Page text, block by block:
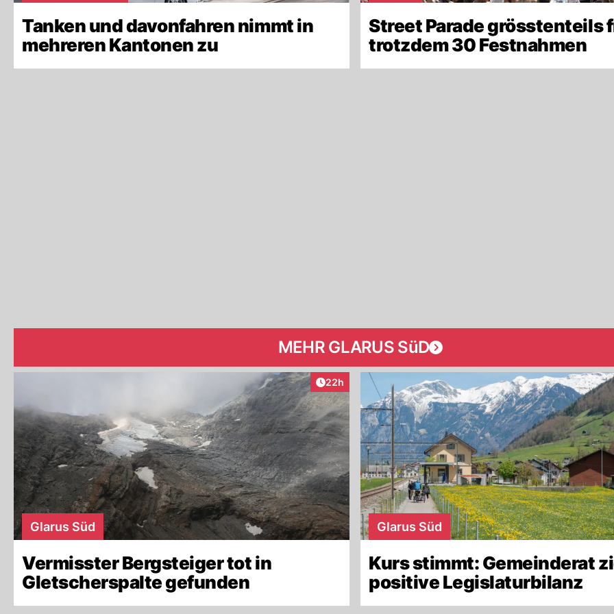
Tanken und davonfahren nimmt in
mehreren Kantonen zu
Street Parade grösstenteils
trotzdem 30 Festnahmen
MEHR GLARUS SüD
Artikel veröffentlicht:
22h
Glarus Süd
Vermisster Bergsteiger tot in
Gletscherspalte gefunden
Glarus Süd
Kurs stimmt: Gemeinderat
positive Legislaturbilanz